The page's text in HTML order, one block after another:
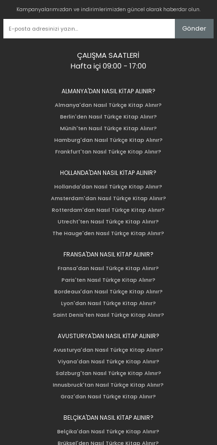
Kampanyalarımızdan ve indirimlerimizden güncel olarak haberdar olun.
Gönder
ÇALIŞMA SAATLERİ
Hafta içi 09:00 - 17:00
ALMANYA'DAN NASIL KİTAP ALINIR?
Almanya'dan Nasıl Türkçe Kitap Alınır?
Berlin'den Nasıl Türkçe Kitap Alınır?
Münih'ten Nasıl Türkçe Kitap Alınır?
Hamburg'dan Nasıl Türkçe Kitap Alınır?
Frankfurt'tan Nasıl Türkçe Kitap Alınır?
HOLLANDA'DAN NASIL KİTAP ALINIR?
Hollanda'dan Nasıl Türkçe Kitap Alınır?
Amsterdam'dan Nasıl Türkçe Kitap Alınır?
Rotterdam'dan Nasıl Türkçe Kitap Alınır?
Utrecht'ten Nasıl Türkçe Kitap Alınır?
The Hauge'den Nasıl Türkçe Kitap Alınır?
FRANSA'DAN NASIL KİTAP ALINIR?
Fransa'dan Nasıl Türkçe Kitap Alınır?
Paris'ten Nasıl Türkçe Kitap Alınır?
Bordeaux'dan Nasıl Türkçe Kitap Alınır?
Lyon'dan Nasıl Türkçe Kitap Alınır?
Saint Denis'ten Nasıl Türkçe Kitap Alınır?
AVUSTURYA'DAN NASIL KİTAP ALINIR?
Avusturya'dan Nasıl Türkçe Kitap Alınır?
Viyana'dan Nasıl Türkçe Kitap Alınır?
Salzburg'tan Nasıl Türkçe Kitap Alınır?
Innusbruck'tan Nasıl Türkçe Kitap Alınır?
Graz'dan Nasıl Türkçe Kitap Alınır?
BELÇİKA'DAN NASIL KİTAP ALINIR?
Belçika'dan Nasıl Türkçe Kitap Alınır?
Brüksel'den Nasıl Türkçe Kitap Alınır?